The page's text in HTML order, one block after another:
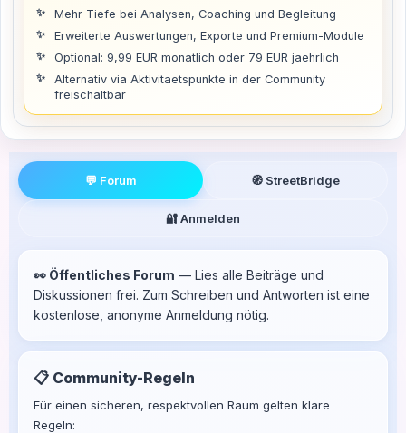
Mehr Tiefe bei Analysen, Coaching und Begleitung
Erweiterte Auswertungen, Exporte und Premium-Module
Optional: 9,99 EUR monatlich oder 79 EUR jaehrlich
Alternativ via Aktivitaetspunkte in der Community
freischaltbar
💬 Forum 🧭 StreetBridge
🔐 Anmelden
👀 Öffentliches Forum — Lies alle Beiträge und
Diskussionen frei. Zum Schreiben und Antworten ist eine
kostenlose, anonyme Anmeldung nötig.
📋 Community-Regeln
Für einen sicheren, respektvollen Raum gelten klare
Regeln: